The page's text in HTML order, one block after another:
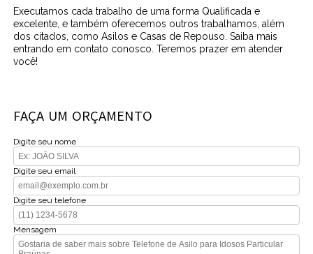
Executamos cada trabalho de uma forma Qualificada e
excelente, e também oferecemos outros trabalhamos, além
dos citados, como Asilos e Casas de Repouso. Saiba mais
entrando em contato conosco. Teremos prazer em atender
você!
FAÇA UM ORÇAMENTO
Digite seu nome
Digite seu email
Digite seu telefone
Mensagem